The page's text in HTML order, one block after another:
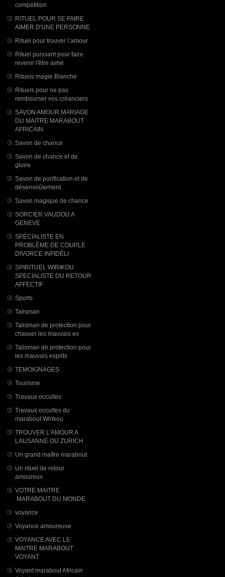
compétition
RITUEL POUR SE FAIRE
AIMER D'UNE PERSONNE
Rituel pour trouver l’amour
Rituel puissant pour faire
revenir l'être aimé
Rituels magie Blanche
Rituels pour ne pas
rembourser vos créanciers
SAVON AMOUR MARIAGE
DU MAITRE MARABOUT
AFRICAIN
Savon de chance
Savon de chance et de
gloire
Savon de purification et de
désenvoûtement
Savon magique de chance
SORCIER VAUDOU A
GENEVE
SPÉCIALISTE EN
PROBLÈME DE COUPLE
DIVORCE INFIDÉLI
SPIRITUEL WIRIKOU
SPECIALISTE DU RETOUR
AFFECTIF
Sports
Talisman
Talisman de protection pour
chasser les mauvais es
Talisman de protection pour
les mauvais esprits
TEMOIGNAGES
Tourisme
Travaux occultes
Travaux occultes du
marabout Wirikou
TROUVER L'AMOUR A
LAUSANNE OU ZURICH
Un grand maître marabout
Un rituel de retour
amoureux
VOTRE MAITRE
MARABOUT DU MONDE
voyance
Voyance amoureuse
VOYANCE AVEC LE
MAITRE MARABOUT
VOYANT
Voyant marabout Africain